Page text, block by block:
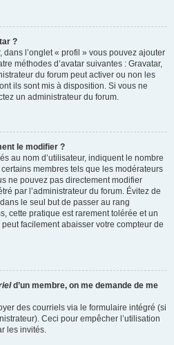
?
dans l’onglet « profil » vous pouvez ajouter
méthodes d’avatar suivantes : Gravatar,
du forum peut activer ou non les
ils sont mis à disposition. Si vous ne
un administrateur du forum.
le modifier ?
au nom d’utilisateur, indiquent le nombre
membres tels que les modérateurs
ne pouvez pas directement modifier
par l’administrateur du forum. Évitez de
le seul but de passer au rang
cette pratique est rarement tolérée et un
facilement abaisser votre compteur de
d’un membre, on me demande de me
des courriels via le formulaire intégré (si
Ceci pour empêcher l’utilisation
les invités.